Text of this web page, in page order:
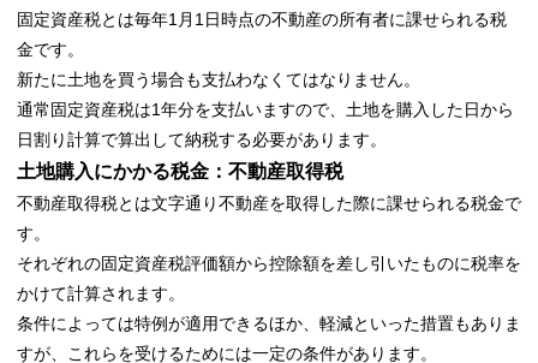
固定資産税とは毎年1月1日時点の不動産の所有者に課せられる税
金です。
新たに土地を買う場合も支払わなくてはなりません。
通常固定資産税は1年分を支払いますので、土地を購入した日から
日割り計算で算出して納税する必要があります。
土地購入にかかる税金：不動産取得税
不動産取得税とは文字通り不動産を取得した際に課せられる税金で
す。
それぞれの固定資産税評価額から控除額を差し引いたものに税率を
かけて計算されます。
条件によっては特例が適用できるほか、軽減といった措置もありま
すが、これらを受けるためには一定の条件があります。